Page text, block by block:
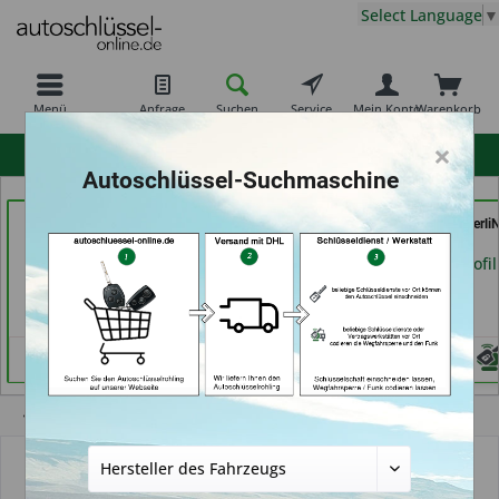
Menü Anfrage Suchen Service Warenkorb
Mein Konto
Select Language ▼
ECU Service
Mobilservice (in
Augsburg)
Händlerprofil
Autohaus Patz GmbH
(in Rot am See)
Händlerprofil
AutoSchlüssel
Berlin)
Händlerprofil
×
Autoschlüssel-Suchmaschine